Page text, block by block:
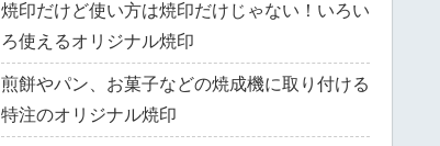
焼印だけど使い方は焼印だけじゃない！いろい
ろ使えるオリジナル焼印
煎餅やパン、お菓子などの焼成機に取り付ける
特注のオリジナル焼印